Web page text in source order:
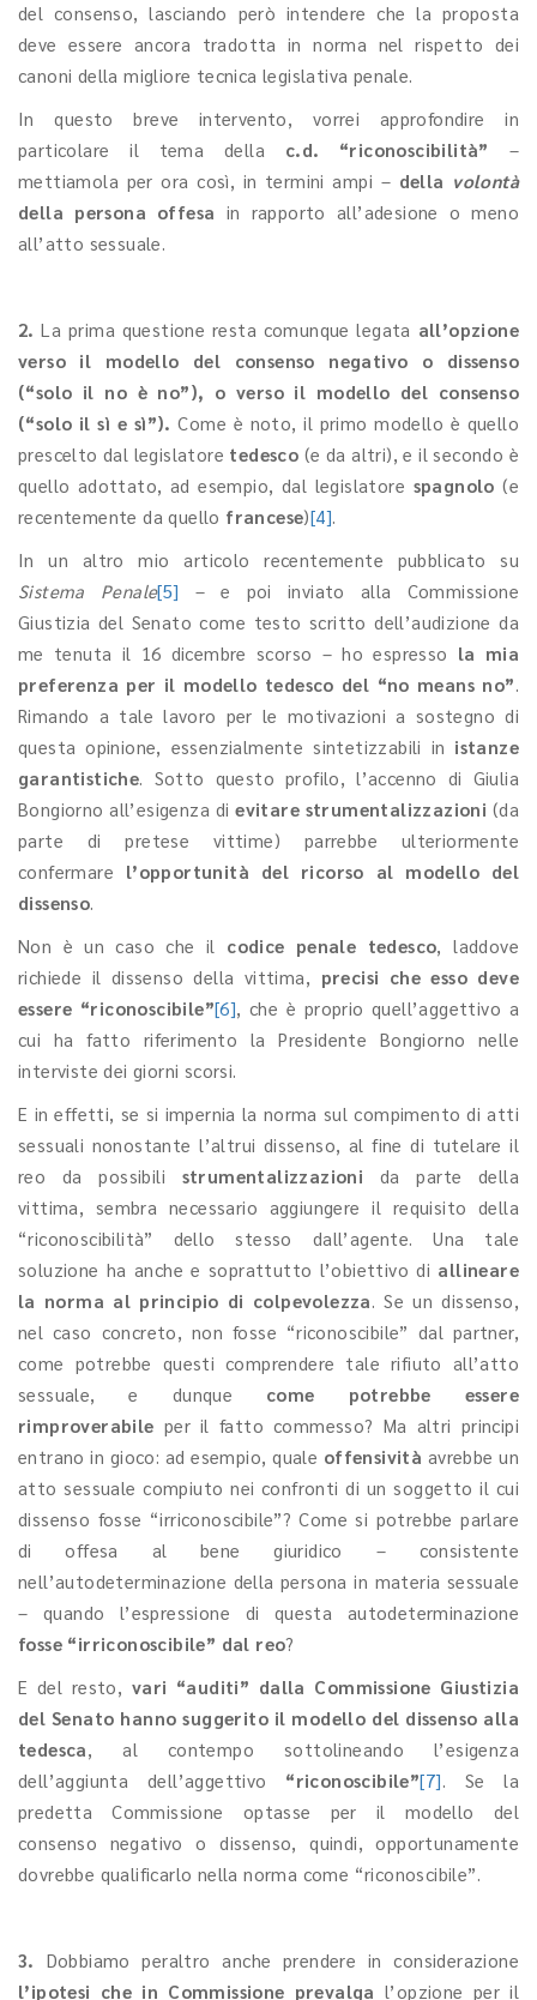
del consenso, lasciando però intendere che la proposta
deve essere ancora tradotta in norma nel rispetto dei
canoni della migliore tecnica legislativa penale.
In questo breve intervento, vorrei approfondire in
particolare il tema della c.d. “riconoscibilità” –
mettiamola per ora così, in termini ampi – della volontà
della persona offesa in rapporto all’adesione o meno
all’atto sessuale.
2. La prima questione resta comunque legata all’opzione
verso il modello del consenso negativo o dissenso
(“solo il no è no”), o verso il modello del consenso
(“solo il sì e sì”). Come è noto, il primo modello è quello
prescelto dal legislatore tedesco (e da altri), e il secondo è
quello adottato, ad esempio, dal legislatore spagnolo(e
recentemente da quello francese)[4].
In un altro mio articolo recentemente pubblicato su
Sistema Penale[5] – e poi inviato alla Commissione
Giustizia del Senato come testo scritto dell’audizione da
me tenuta il 16 dicembre scorso – ho espresso la mia
preferenza per il modello tedesco del “no means no”.
Rimando a tale lavoro per le motivazioni a sostegno di
questa opinione, essenzialmente sintetizzabili in istanze
garantistiche. Sotto questo profilo, l’accenno di Giulia
Bongiorno all’esigenza dievitare strumentalizzazioni (da
parte di pretese vittime) parrebbe ulteriormente
confermare l’opportunità del ricorso al modello del
dissenso.
Non è un caso che il codice penale tedesco, laddove
richiede il dissenso della vittima, precisi che esso deve
essere “riconoscibile”[6], che è proprio quell’aggettivo a
cui ha fatto riferimento la Presidente Bongiorno nelle
interviste dei giorni scorsi.
E in effetti, se si impernia la norma sul compimento di atti
sessuali nonostante l’altrui dissenso, al fine di tutelare il
reo da possibili strumentalizzazioni da parte della
vittima, sembra necessario aggiungere il requisito della
“riconoscibilità” dello stesso dall’agente. Una tale
soluzione ha anche e soprattutto l’obiettivo di allineare
la norma al principio di colpevolezza. Se un dissenso,
nel caso concreto, non fosse “riconoscibile” dal partner,
come potrebbe questi comprendere tale rifiuto all’atto
sessuale, e dunque come potrebbe essere
rimproverabile per il fatto commesso? Ma altri principi
entrano in gioco: ad esempio, quale offensività avrebbe un
atto sessuale compiuto nei confronti di un soggetto il cui
dissenso fosse “irriconoscibile”? Come si potrebbe parlare
di offesa al bene giuridico – consistente
nell’autodeterminazione della persona in materia sessuale
– quando l’espressione di questa autodeterminazione
fosse “irriconoscibile” dal reo?
E del resto, vari “auditi” dalla Commissione Giustizia
del Senato hanno suggerito il modello del dissenso alla
tedesca, al contempo sottolineando l’esigenza
dell’aggiunta dell’aggettivo “riconoscibile”[7]. Se la
predetta Commissione optasse per il modello del
consenso negativo o dissenso, quindi, opportunamente
dovrebbe qualificarlo nella norma come “riconoscibile”.
3. Dobbiamo peraltro anche prendere in considerazione
l’ipotesi che in Commissione prevalga l’opzione per il